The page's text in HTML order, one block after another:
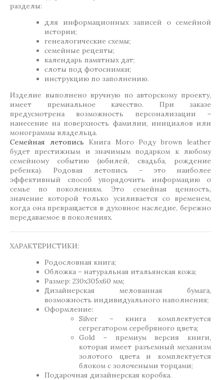
разделы:
для информационных записей о семейной
истории;
генеалогические схемы;
семейные рецепты;
календарь памятных дат;
слоты под фотоснимки;
инструкцию по заполнению.
Изделие выполнено вручную по авторскому проекту,
имеет премиальное качество. При заказе
предусмотрена возможность персонализации –
нанесение на поверхность фамилии, инициалов или
монограммы владельца.
Семейная летопись Книга Мого Роду brown leather
будет престижным и значимым подарком к любому
семейному событию (юбилей, свадьба, рождение
ребенка). Родовая летопись - это наиболее
эффективный способ упорядочить информацию о
семье по поколениям. Это семейная ценность,
значение которой только усиливается со временем,
когда она превращается в духовное наследие, бережно
передаваемое в поколениях.
ХАРАКТЕРИСТИКИ:
Родословная книга;
Обложка – натуральная итальянская кожа;
Размер: 230х305х60 мм;
Дизайнерская мелованная бумага,
возможность индивидуального наполнения;
Оформление:
Silver – книга комплектуется
сегрегатором серебряного цвета;
Gold – премиум версия книги,
которая имеет разъемный механизм
золотого цвета и комплектуется
блоком с золочеными торцами;
Подарочная дизайнерская коробка.